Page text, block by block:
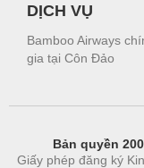
DỊCH VỤ
Bamboo Airways
gia tại Côn Đảo
Bản quyền
Giấy phép đăng ký